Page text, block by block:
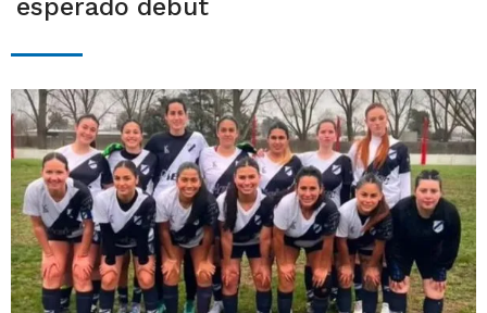
esperado debut